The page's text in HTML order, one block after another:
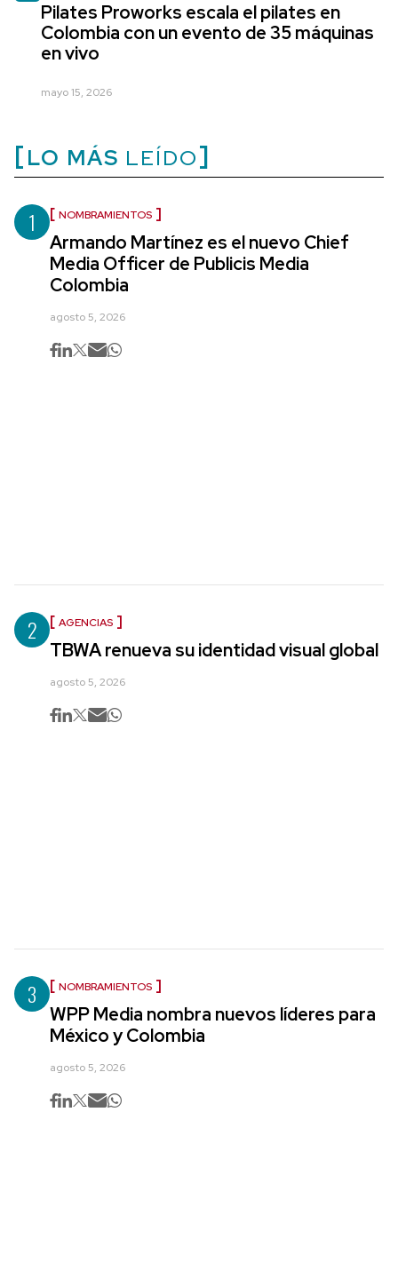
Pilates Proworks escala el pilates en
Colombia con un evento de 35 máquinas
en vivo
mayo 15, 2026
LO MÁS LEÍDO
1 NOMBRAMIENTOS
Armando Martínez es el nuevo Chief
Media Officer de Publicis Media
Colombia
agosto 5, 2026
2 AGENCIAS
TBWA renueva su identidad visual global
agosto 5, 2026
3 NOMBRAMIENTOS
WPP Media nombra nuevos líderes para
México y Colombia
agosto 5, 2026